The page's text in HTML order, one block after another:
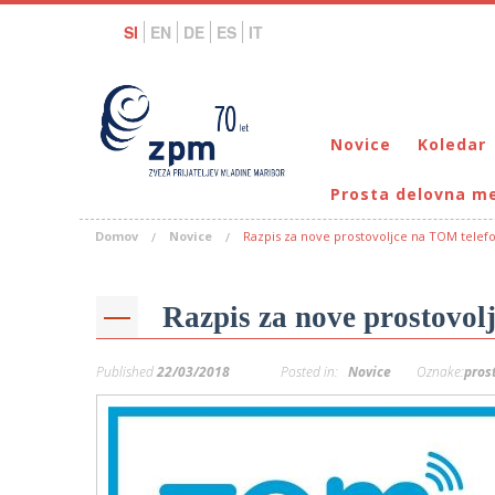
SI EN DE ES IT
Novice Koledar
Prosta delovna
Domov Novice Razpis za nove prostovoljce na TOM
Razpis za nove
Published22/03/2018 Posted in: Novice Oznake: